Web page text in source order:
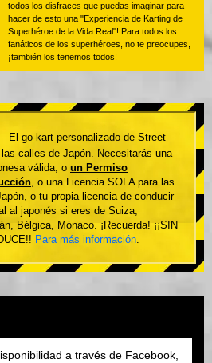
todos los disfraces que puedas imaginar para
hacer de esto una "Experiencia de Karting de
Superhéroe de la Vida Real"! Para todos los
fanáticos de los superhéroes, no te preocupes,
¡también los tenemos todos!
El go-kart personalizado de Street
calles de Japón. Necesitarás una
válida, o un Permiso
, o una Licencia SOFA para las
o tu propia licencia de conducir
al japonés si eres de Suiza,
Bélgica, Mónaco. ¡Recuerda! ¡¡SIN
Para más información.
a través de Facebook,